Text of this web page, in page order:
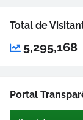
Total de
5,295,168
Portal